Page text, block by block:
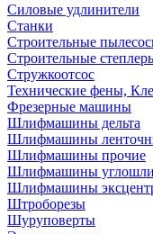
Силовые удлинители
Станки
Строительные
Строительные
Стружкоотсос
Технические фены,
Фрезерные машины
Шлифмашины дельта
Шлифмашины
Шлифмашины прочие
Шлифмашины
Шлифмашины
Штроборезы
Шуруповерты